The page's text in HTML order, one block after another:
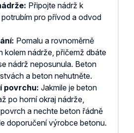
Připojte nádrž k
pro přívod a odvod
Pomalu a rovnoměrně
kolem nádrže, přičemž dbáte
nádrž neposunula. Beton
a beton nehutněte.
povrchu: Jakmile je beton
po horní okraj nádrže,
a nechte beton řádně
doporučení výrobce betonu.